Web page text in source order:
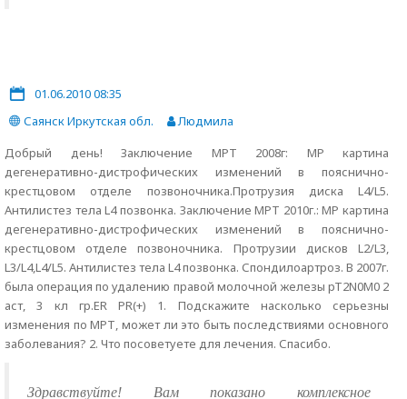
01.06.2010 08:35
Саянск Иркутская обл.
Людмила
Добрый день! Заключение МРТ 2008г: МР картина
дегенеративно-дистрофических изменений в пояснично-
крестцовом отделе позвоночника.Протрузия диска L4/L5.
Антилистез тела L4 позвонка. Заключение МРТ 2010г.: МР картина
дегенеративно-дистрофических изменений в пояснично-
крестцовом отделе позвоночника. Протрузии дисков L2/L3,
L3/L4,L4/L5. Антилистез тела L4 позвонка. Спондилоартроз. В 2007г.
была операция по удалению правой молочной железы рТ2N0М0 2
аст, 3 кл гр.ER PR(+) 1. Подскажите насколько серьезны
изменения по МРТ, может ли это быть последствиями основного
заболевания? 2. Что посоветуете для лечения. Спасибо.
Здравствуйте! Вам показано комплексное